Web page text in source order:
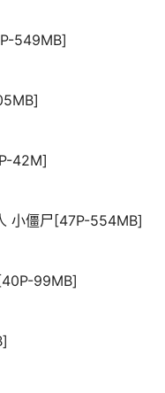
549MB]
42M]
小僵尸[47P-554MB]
99MB]